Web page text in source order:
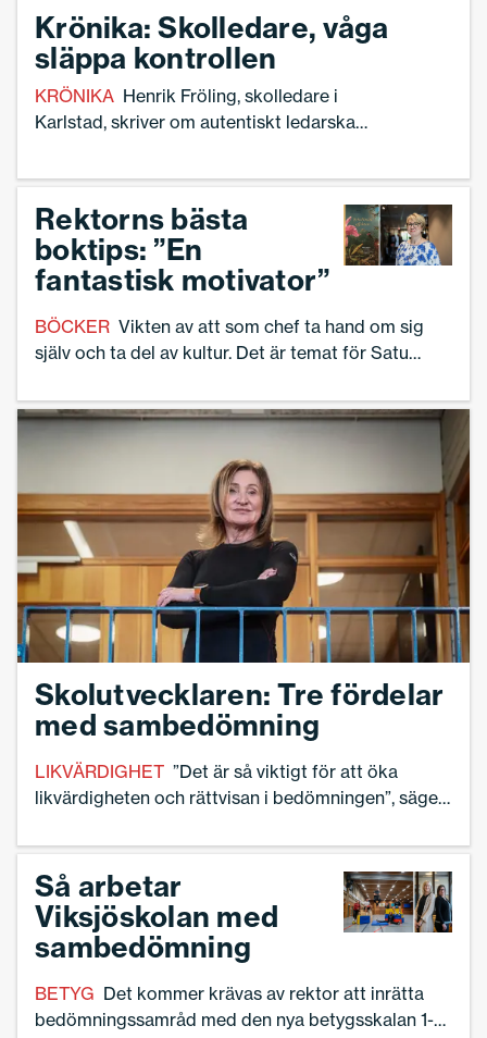
Krönika: Skolledare, våga
släppa kontrollen
KRÖNIKA Henrik Fröling, skolledare i
Karlstad, skriver om autentiskt ledarskap
tillit.
Rektorns bästa
boktips: ”En
fantastisk motivator”
BÖCKER Vikten av att som chef ta hand om sig
själv och ta del av kultur. Det är temat för Satu
om varför andra skolledare bör läsa den.
Skolutvecklaren: Tre fördelar
med sambedömning
LIKVÄRDIGHET ”Det är så viktigt för att öka
likvärdigheten och rättvisan i bedömningen”, säger
Så arbetar
Viksjöskolan med
sambedömning
BETYG Det kommer krävas av rektor att inrätta
bedömningssamråd med den nya betygsskalan 1-